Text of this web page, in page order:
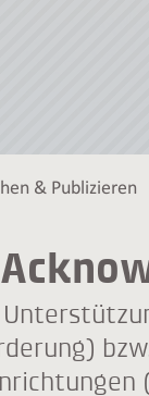
& Publizieren